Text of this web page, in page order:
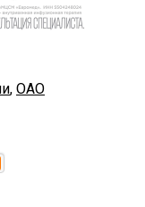
, ОАО